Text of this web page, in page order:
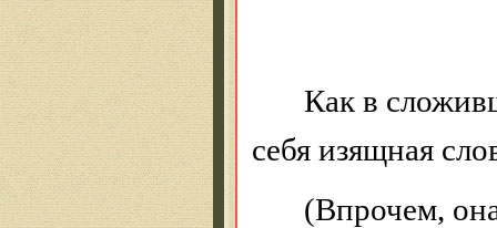
Как в
себя изящная
(Впрочем,